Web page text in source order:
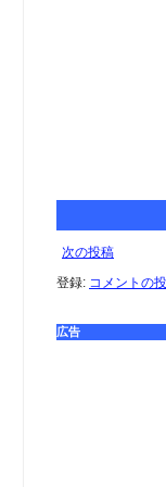
次の投稿
登録: コメントの
広告